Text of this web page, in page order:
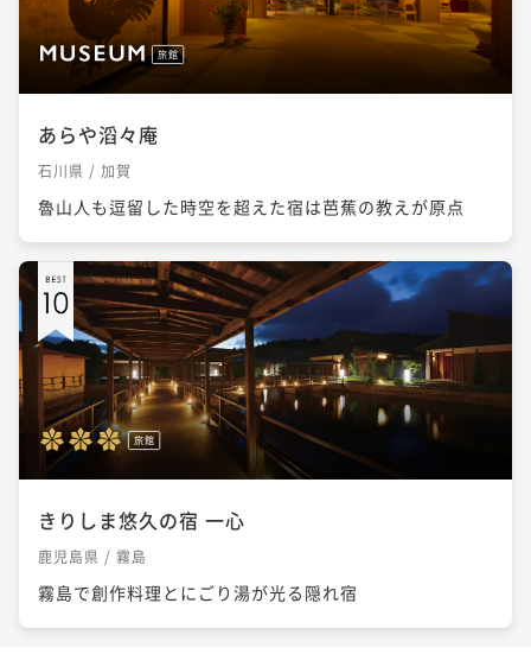
旅館
あらや滔々庵
石川県 / 加賀
魯山人も逗留した時空を超えた宿は芭蕉の教えが原点
旅館
きりしま悠久の宿 一心
鹿児島県 / 霧島
霧島で創作料理とにごり湯が光る隠れ宿